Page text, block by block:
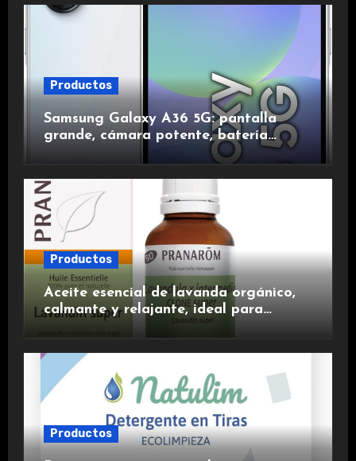
Productos
Samsung Galaxy A36 5G: pantalla
grande, cámara potente, batería
duradera y carga rápida para una
experiencia premium.
Productos
Aceite esencial de lavanda orgánico,
calmante y relajante, ideal para
Productos